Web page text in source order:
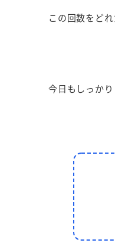
この回数をど
今日もしっか